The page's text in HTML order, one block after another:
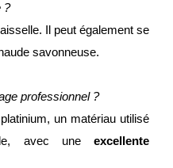
?
Il peut également se
savonneuse.
professionnel ?
un matériau utilisé
avec une excellente